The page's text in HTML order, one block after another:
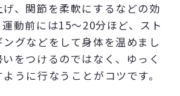
、関節を柔軟にするなどの効
動前には15～20分ほど、スト
ングなどをして身体を温めまし
をつけるのではなく、ゆっく
うに行なうことがコツです。